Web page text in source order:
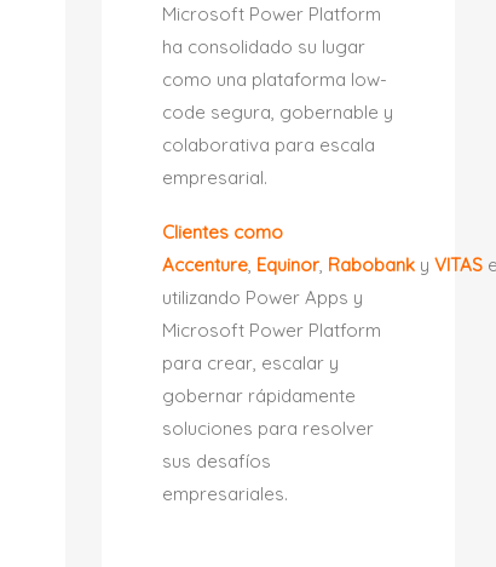
Microsoft Power Platform
ha consolidado su lugar
como una plataforma low-
code segura, gobernable y
colaborativa para escala
empresarial.
Clientes como
Accenture, Equinor, Rabobank yVITAS
utilizando Power Apps y
Microsoft Power Platform
para crear, escalar y
gobernar rápidamente
soluciones para resolver
sus desafíos
empresariales.